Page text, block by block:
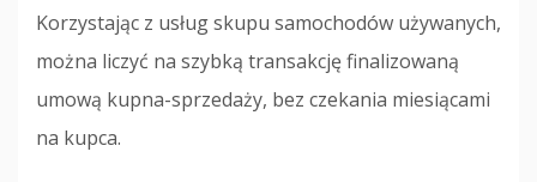
Korzystając z usług skupu samochodów używanych,
można liczyć na szybką transakcję finalizowaną
umową kupna-sprzedaży, bez czekania miesiącami
na kupca.